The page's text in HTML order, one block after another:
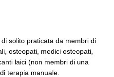
solito praticata da membri di
osteopati, medici osteopati,
laici (non membri di una
terapia manuale.